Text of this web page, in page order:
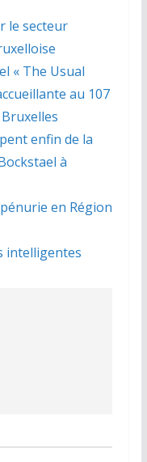
le secteur
« The Usual
au 107
enfin de la
à
en Région
intelligentes